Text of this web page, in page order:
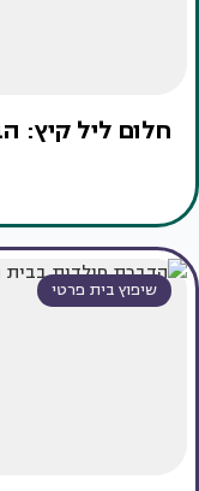
חלום ליל קיץ:
שיפוץ בית פרטי